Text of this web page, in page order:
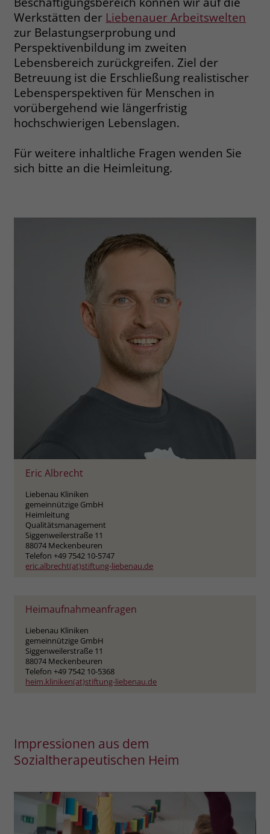
Werkstätten der Liebenauer Arbeitswelten
zur Belastungserprobung und
Perspektivenbildung im zweiten
Lebensbereich zurückgreifen. Ziel der
Betreuung ist die Erschließung realistischer
Lebensperspektiven für Menschen in
vorübergehend wie längerfristig
hochschwierigen Lebenslagen.
Für weitere inhaltliche Fragen wenden Sie
sich bitte an die Heimleitung.
Eric Albrecht
Liebenau Kliniken
gemeinnützige GmbH
Heimleitung
Qualitätsmanagement
Siggenweilerstraße 11
88074 Meckenbeuren
Telefon +49 7542 10-5747
eric.albrecht(at)stiftung-liebenau.de
Heimaufnahmeanfragen
Liebenau Kliniken
gemeinnützige GmbH
Siggenweilerstraße 11
88074 Meckenbeuren
Telefon +49 7542 10-5368
heim.kliniken(at)stiftung-liebenau.de
Impressionen aus dem
Sozialtherapeutischen Heim
welche Werbeanzeige geklickt wurde,
sodass erzielte Erfolge wie z.B.
Bestellungen oder Kontaktanfragen der
Anzeige zugewiesen werden können.
Name _gcl_dc
Anbieter Google Ads
Dieses Cookie wird gesetzt, wenn ein
User über einen Klick auf eine Google
Bestellungen oder Kontaktanfragen der
Anzeige zugewiesen werden können.
Facebook
3 Monate
Der Zweck von _fbp ist vollständig auf
die Werbe- und Analysebemühungen
von Facebook zurückzuführen. Dieses
Cookie ist ein Erstanbieter-Cookie, d. h.
Facebook platziert es, während ein
Verbraucher auf Facebook ist. Dieses
Cookie verfolgt die Besuche eines
gesammelten Daten nutzen, um den
bessere, relevantere Werbung zu
zeigen. Das _fbp-Cookie sammelt keine
persönlich identifizierbaren
Informationen und wird von Facebook